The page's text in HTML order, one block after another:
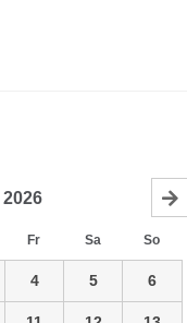
2026
Fr Sa So
4 5 6